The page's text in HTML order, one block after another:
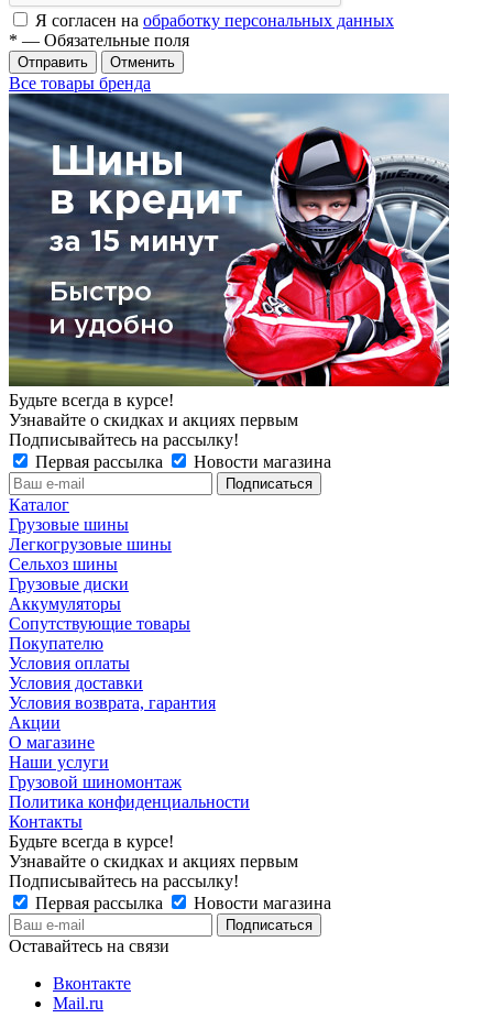
Я согласен на обработку персональных данных
* — Обязательные поля
Отменить
Все товары бренда
Будьте всегда в курсе!
Узнавайте о скидках и акциях первым
Подписывайтесь на рассылку!
Первая рассылка
Новости магазина
Каталог
Грузовые шины
Легкогрузовые шины
Сельхоз шины
Грузовые диски
Аккумуляторы
Сопутствующие товары
Покупателю
Условия оплаты
Условия доставки
Условия возврата, гарантия
Акции
О магазине
Наши услуги
Грузовой шиномонтаж
Политика конфиденциальности
Контакты
Будьте всегда в курсе!
Узнавайте о скидках и акциях первым
Подписывайтесь на рассылку!
Первая рассылка
Новости магазина
Оставайтесь на связи
Вконтакте
Mail.ru